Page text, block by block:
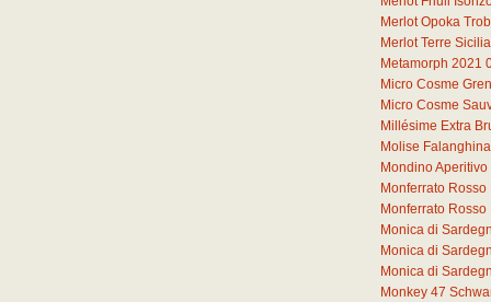
Merlot Opoka
Merlot Terre
Metamorph 2021
Micro Cosme
Micro Cosme
Millésime Extra
Molise
Mondino Aperitivo
Monferrato
Monferrato
Monica di
Monica di
Monica di
Monkey 47